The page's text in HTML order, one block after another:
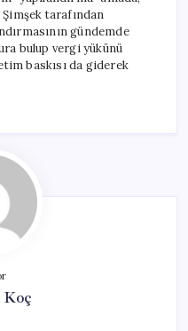
tarafından
gündemde
bulup vergi yükünü
baskısı da giderek
Koç